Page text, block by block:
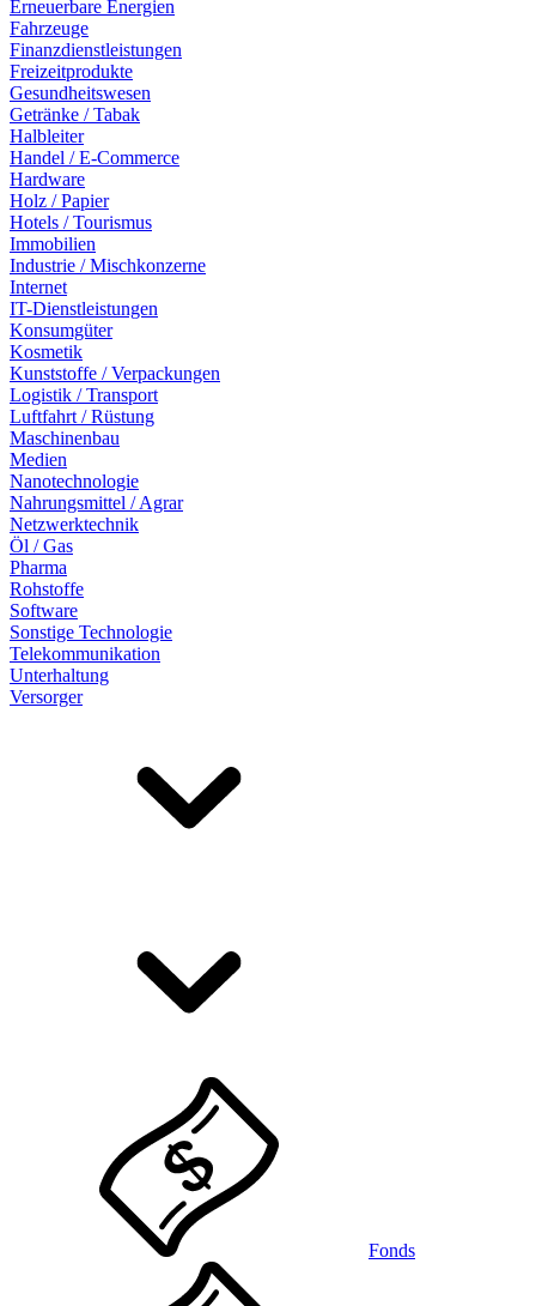
Erneuerbare Energien
Fahrzeuge
Finanzdienstleistungen
Freizeitprodukte
Gesundheitswesen
Getränke / Tabak
Halbleiter
Handel / E-Commerce
Hardware
Holz / Papier
Hotels / Tourismus
Immobilien
Industrie / Mischkonzerne
Internet
IT-Dienstleistungen
Konsumgüter
Kosmetik
Kunststoffe / Verpackungen
Logistik / Transport
Luftfahrt / Rüstung
Maschinenbau
Medien
Nanotechnologie
Nahrungsmittel / Agrar
Netzwerktechnik
Öl / Gas
Pharma
Rohstoffe
Software
Sonstige Technologie
Telekommunikation
Unterhaltung
Versorger
Fonds